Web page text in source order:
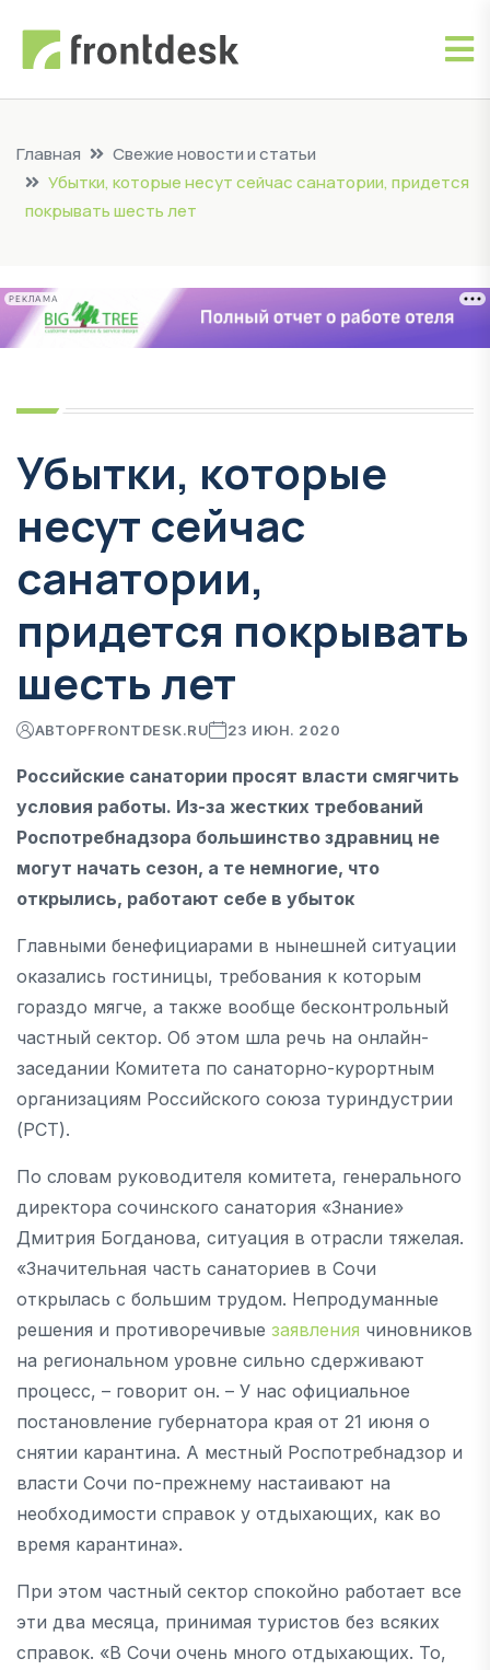
Главная
Свежие новости и статьи
Убытки, которые несут сейчас санатории, придется
покрывать шесть лет
РЕКЛАМА
Убытки, которые
несут сейчас
санатории,
придется покрывать
шесть лет
АВТОРFRONTDESK.RU 23 ИЮН. 2020
Российские санатории просят власти смягчить
условия работы. Из-за жестких требований
Роспотребнадзора большинство здравниц не
могут начать сезон, а те немногие, что
открылись, работают себе в убыток
Главными бенефициарами в нынешней ситуации
оказались гостиницы, требования к которым
гораздо мягче, а также вообще бесконтрольный
частный сектор. Об этом шла речь на онлайн-
заседании Комитета по санаторно-курортным
организациям Российского союза туриндустрии
(РСТ).
По словам руководителя комитета, генерального
директора сочинского санатория «Знание»
Дмитрия Богданова, ситуация в отрасли тяжелая.
«Значительная часть санаториев в Сочи
открылась с большим трудом. Непродуманные
решения и противоречивые заявления чиновников
на региональном уровне сильно сдерживают
процесс, – говорит он. – У нас официальное
постановление губернатора края от 21 июня о
снятии карантина. А местный Роспотребнадзор и
власти Сочи по-прежнему настаивают на
необходимости справок у отдыхающих, как во
время карантина».
При этом частный сектор спокойно работает все
эти два месяца, принимая туристов без всяких
справок. «В Сочи очень много отдыхающих. То,